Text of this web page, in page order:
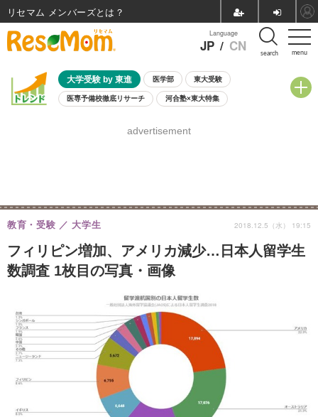
menu
Language
JP / CN search
大学受験 by 東進 医学部 東大受験
医専予備校徹底リサーチ 河合塾×東大特集
8月開催学校説明会・相談会
advertisement
フィリピン増加、アメリカ減少…日本人留学生
数調査 1枚目の写真・画像
教育・受験 大学生 2018.12.5（水） 19:15
リセマム メンバーズ